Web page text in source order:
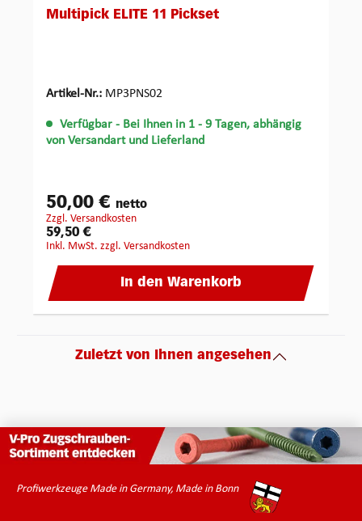
Multipick ELITE 11 Pickset
Artikel-Nr.: MP3PNS02
Verfügbar - Bei Ihnen in 1 - 9 Tagen, abhängig
von Versandart und Lieferland
50,00 € netto
zzgl. Versandkosten
59,50 €
inkl. MwSt. zzgl. Versandkosten
In den Warenkorb
Zuletzt von Ihnen angesehen
Profiwerkzeuge Made in Germany, Made in Bonn